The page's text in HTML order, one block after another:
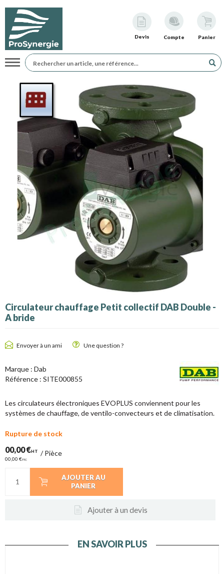
Devis Compte Panier
Navigation
Circulateur chauffage Petit collectif DAB Double -
A bride
Envoyer à un ami Une question ?
Marque : Dab
Référence : SITE000855
Les circulateurs électroniques EVOPLUS conviennent pour les
systèmes de chauffage, de ventilo-convecteurs et de climatisation.
Rupture de stock
00,00 €HT
00,00 €TTC
/Pièce
AJOUTER AU
PANIER
Ajouter à un devis
EN SAVOIR PLUS